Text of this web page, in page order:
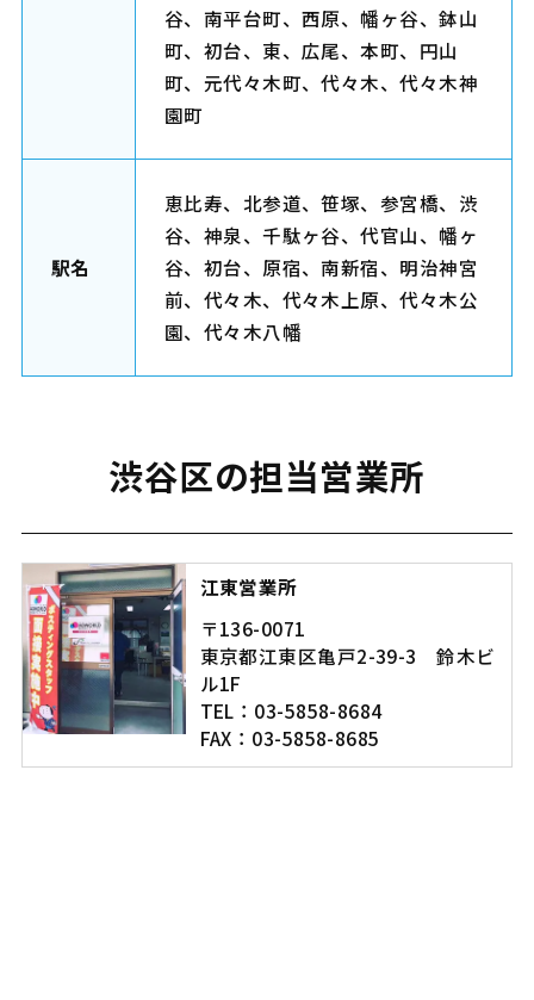
谷、南平台町、西原、幡ヶ谷、鉢山
町、初台、東、広尾、本町、円山
町、元代々木町、代々木、代々木神
園町
駅名
恵比寿、北参道、笹塚、参宮橋、渋
谷、神泉、千駄ヶ谷、代官山、幡ヶ
谷、初台、原宿、南新宿、明治神宮
前、代々木、代々木上原、代々木公
園、代々木八幡
渋谷区の担当営業所
江東営業所
〒136-0071
東京都江東区亀戸2-39-3 鈴木ビ
ル1F
TEL：03-5858-8684
FAX：03-5858-8685